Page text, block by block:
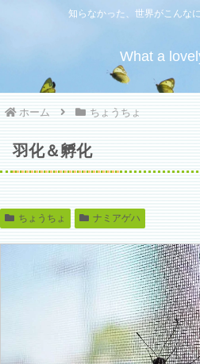
知らなかった、世界がこんな
What a
ホーム ちょうちょ
羽化＆孵化
ちょうちょ ナミアゲハ